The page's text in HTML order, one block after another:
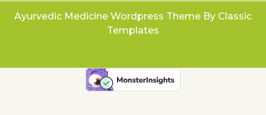
Ayurvedic Medicine Wordpress Theme By Classic
Templates